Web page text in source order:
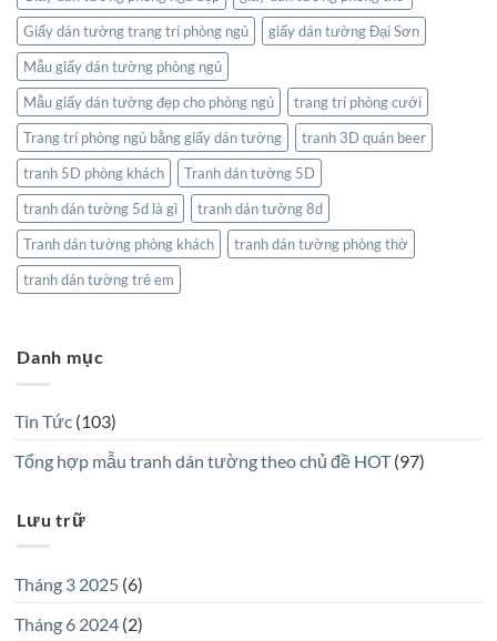
Giấy dán tường trang trí phòng ngủ
giấy dán tường Đại Sơn
Mẫu giấy dán tường phòng ngủ
Mẫu giấy dán tường đẹp cho phòng ngủ
trang trí phòng cưới
Trang trí phòng ngủ bằng giấy dán tường
tranh 3D quán beer
tranh 5D phòng khách
Tranh dán tường 5D
tranh dán tường 5d là gì
tranh dán tường 8d
Tranh dán tường phòng khách
tranh dán tường phòng thờ
tranh dán tường trẻ em
Danh mục
Tin Tức(103)
Tổng hợp mẫu tranh dán tường theo chủ đề HOT(97)
Lưu trữ
Tháng 3 2025(6)
Tháng 6 2024(2)